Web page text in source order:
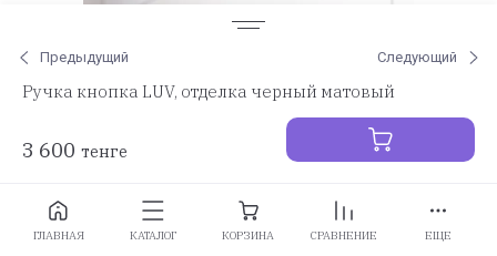
Предыдущий Следующий
Ручка кнопка LUV, отделка черный матовый
3 600 тенге
Заказать
ГЛАВНАЯ КАТАЛОГ КОРЗИНА СРАВНЕНИЕ ЕЩЕ